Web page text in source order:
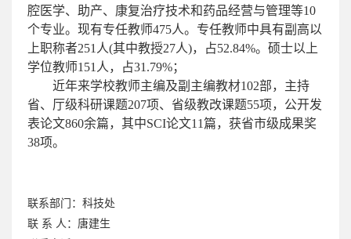
腔医学、助产、康复治疗技术和药品经营与管理等10
个专业。现有专任教师475人。专任教师中具有副高以
上职称者251人(其中教授27人)，占52.84%。硕士以上
学位教师151人，占31.79%；
近年来学校教师主编及副主编教材102部，主持
省、厅级科研课题207项、省级教改课题55项，公开发
表论文860余篇，其中SCI论文11篇，获省市级成果奖
38项。
联系部门： 科技处
联 系 人： 唐建生